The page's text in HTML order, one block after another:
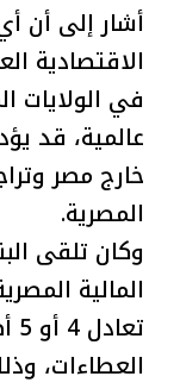
أشار إلى أن
الاقتصادية
في الولايات
عالمية، قد
خارج مصر
المصرية.
وكان تلقى
المالية
العطاءات،